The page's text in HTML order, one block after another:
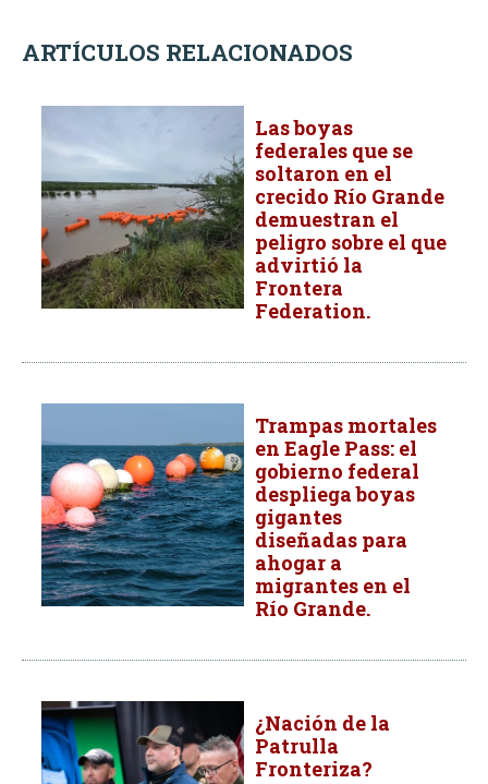
ARTÍCULOS RELACIONADOS
Las boyas
federales que se
soltaron en el
crecido Río Grande
demuestran el
peligro sobre el que
advirtió la
Frontera
Federation.
Trampas mortales
en Eagle Pass: el
gobierno federal
despliega boyas
gigantes
diseñadas para
ahogar a
migrantes en el
Río Grande.
¿Nación de la
Patrulla
Fronteriza?